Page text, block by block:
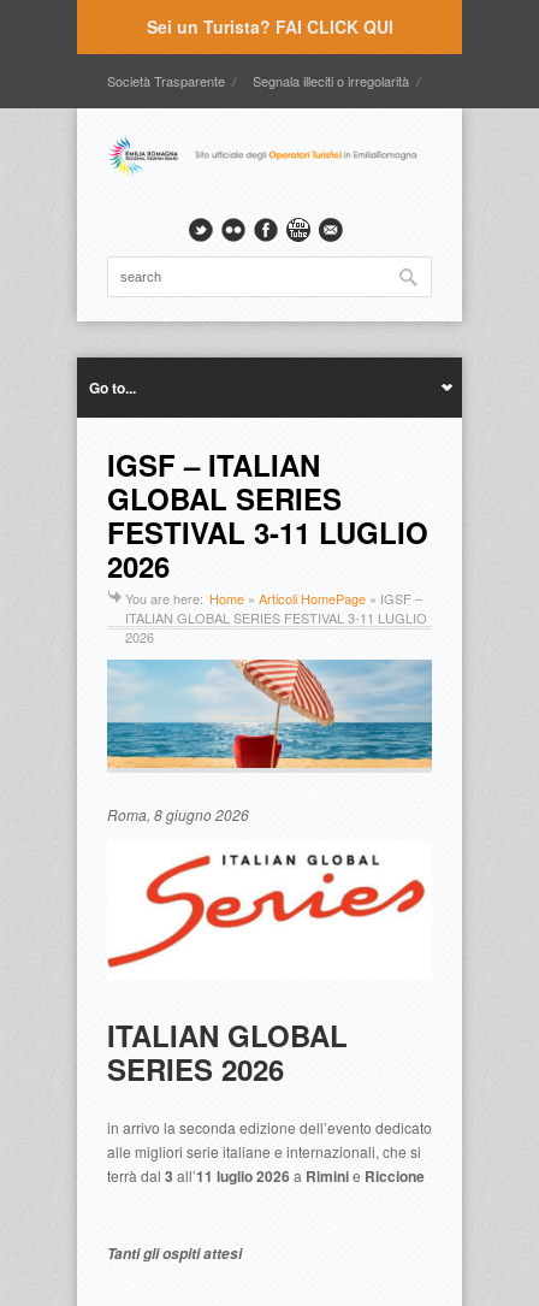
Sei un Turista? FAI CLICK QUI
Società Trasparente Segnala illeciti o irregolarità
Timbrature
Go to...
IGSF – ITALIAN
GLOBAL SERIES
FESTIVAL 3-11 LUGLIO
2026
You are here: Home » Articoli HomePage » IGSF –
ITALIAN GLOBAL SERIES FESTIVAL 3-11 LUGLIO
2026
Roma, 8 giugno 2026
ITALIAN GLOBAL
SERIES 2026
in arrivo la seconda edizione dell’evento dedicato
alle migliori serie italiane e internazionali, che si
terrà dal 3 all’11 luglio 2026a Riminie Riccione
Tanti gli ospiti attesi